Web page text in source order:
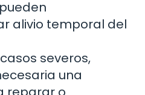
alivio temporal del
casos severos,
una